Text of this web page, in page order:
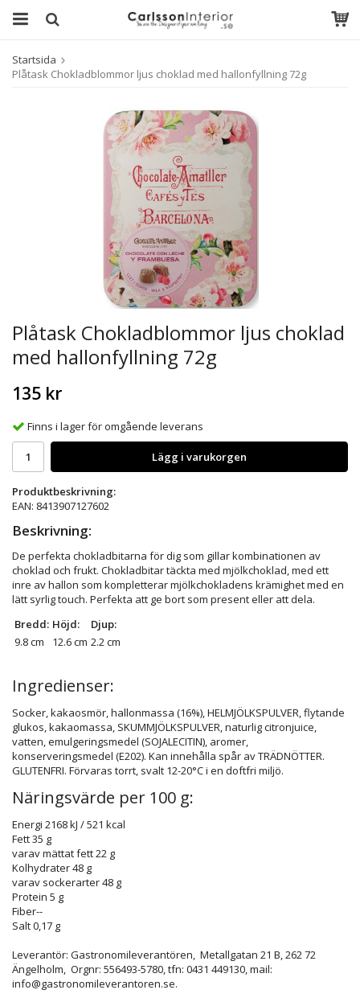
Startsida
Plåtask Chokladblommor ljus choklad med hallonfyllning 72g
Plåtask Chokladblommor ljus choklad
med hallonfyllning 72g
135 kr
Finns i lager för omgående leverans
Lägg i varukorgen
Produktbeskrivning:
EAN: 8413907127602
Beskrivning:
De perfekta chokladbitarna för dig som gillar kombinationen av
choklad och frukt. Chokladbitar täckta med mjölkchoklad, med ett
inre av hallon som kompletterar mjölkchokladens krämighet med en
lätt syrlig touch. Perfekta att ge bort som present eller att dela.
Bredd: Höjd:
Djup:
9.8 cm
12.6 cm 2.2 cm
Ingredienser:
Socker, kakaosmör, hallonmassa (16%), HELMJÖLKSPULVER, flytande
glukos, kakaomassa, SKUMMJÖLKSPULVER, naturlig citronjuice,
vatten, emulgeringsmedel (SOJALECITIN), aromer,
konserveringsmedel (E202). Kan innehålla spår av TRÄDNÖTTER.
GLUTENFRI. Förvaras torrt, svalt 12-20°C i en doftfri miljö.
Näringsvärde per 100 g:
Energi 2168 kJ / 521 kcal
Fett35 g
varav mättat fett22 g
Kolhydrater48 g
varav sockerarter48 g
Protein 5 g
Fiber--
Salt0,17 g
Leverantör: Gastronomileverantören, Metallgatan 21 B, 262 72
Ängelholm, Orgnr: 556493-5780, tfn: 0431 449130, mail:
info@gastronomileverantoren.se.